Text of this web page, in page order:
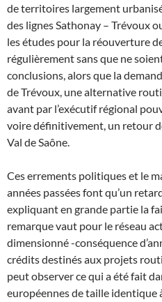
de territoires largement
des lignes Sathonay – Trévoux
les études pour la réouverture
régulièrement sans que ne
conclusions, alors que la
de Trévoux, une alternative
avant par l’exécutif régional
voire définitivement, un retour
Val de Saône.
Ces errements politiques et le
années passées font qu’un
expliquant en grande partie la
remarque vaut pour le réseau
dimensionné -conséquence
crédits destinés aux projets
peut observer ce qui a été fait
européennes de taille identique